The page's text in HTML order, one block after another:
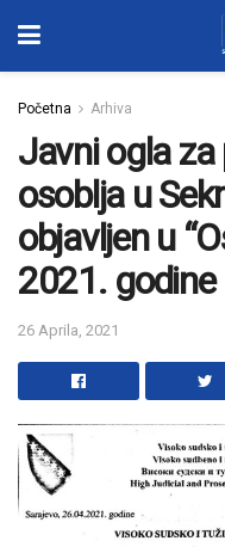
Početna Arhiva
Javni ogla
osoblja u
objavljen u
2021. godine
26 Aprila, 2021